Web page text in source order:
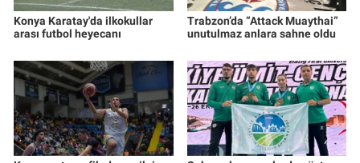
Konya Karatay'da ilkokullar
arası futbol heyecanı
Trabzon’da “Attack Muaythai”
unutulmaz anlara sahne oldu